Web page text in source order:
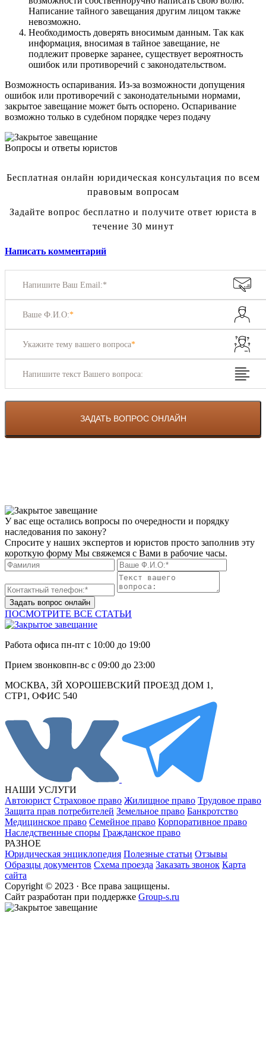
Написание тайного завещания другим лицом также
невозможно.
Необходимость доверять вносимым данным. Так как
информация, вносимая в тайное завещание, не
подлежит проверке заранее, существует вероятность
ошибок или противоречий с законодательством.
Возможность оспаривания. Из-за возможности допущения
ошибок или противоречий с законодательными нормами,
закрытое завещание может быть оспорено. Оспаривание
возможно только в судебном порядке через подачу
Вопросы и ответы юристов
Бесплатная онлайн юридическая консультация по всем
правовым вопросам
Задайте вопрос бесплатно и получите ответ юриста в
течение 30 минут
Написать комментарий
Напишите Ваш Email:*
Ваше Ф.И.О:*
Укажите тему вашего вопроса*
Напишите текст Вашего вопроса:
У вас еще остались вопросы по очередности и порядку
наследования по закону?
Спросите у наших экспертов и юристов просто заполнив эту
короткую форму Мы свяжемся с Вами в рабочие часы.
Задать вопрос онлайн
ПОСМОТРИТЕ ВСЕ СТАТЬИ
Работа офиса пн-пт с 10:00 до 19:00
Прием звонковпн-вс с 09:00 до 23:00
МОСКВА, 3Й ХОРОШЕВСКИЙ ПРОЕЗД ДОМ 1,
СТР1, ОФИС 540
НАШИ УСЛУГИ
Автоюрист Страховое право Жилищное право Трудовое право
Защита прав потребителей Земельное право Банкротство
Медицинское право Семейное право Корпоративное право
Наследственные споры Гражданское право
РАЗНОЕ
Юридическая энциклопедия Полезные статьи Отзывы
Образцы документов Схема проезда Заказать звонок Карта
сайта
Copyright © 2023 · Все права защищены.
Cайт разработан при поддержке Group-s.ru